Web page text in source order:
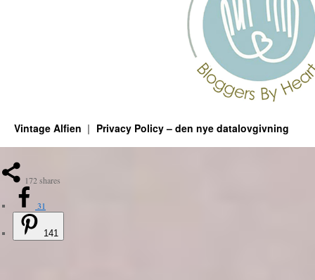
Vintage Alfien Privacy Policy – den nye datalovgivning
172shares
31
141